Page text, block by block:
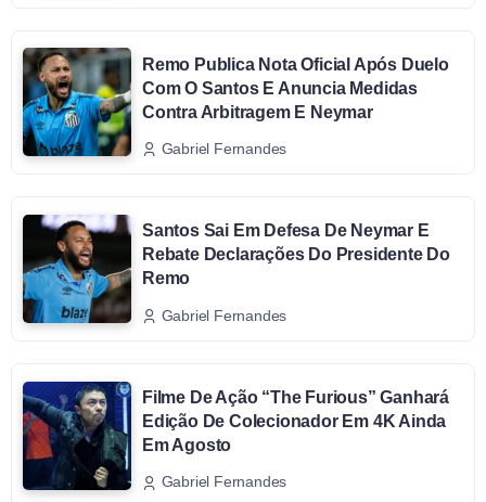
Remo Publica Nota Oficial Após Duelo
Com O Santos E Anuncia Medidas
Contra Arbitragem E Neymar
Gabriel Fernandes
Santos Sai Em Defesa De Neymar E
Rebate Declarações Do Presidente Do
Remo
Gabriel Fernandes
Filme De Ação “The Furious” Ganhará
Edição De Colecionador Em 4K Ainda
Em Agosto
Gabriel Fernandes